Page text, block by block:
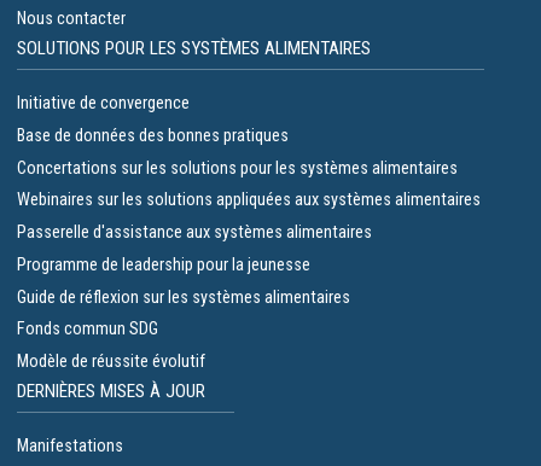
Nous contacter
SOLUTIONS POUR LES SYSTÈMES ALIMENTAIRES
Initiative de convergence
Base de données des bonnes pratiques
Concertations sur les solutions pour les systèmes alimentaires
Webinaires sur les solutions appliquées aux systèmes alimentaires
Passerelle d'assistance aux systèmes alimentaires
Programme de leadership pour la jeunesse
Guide de réflexion sur les systèmes alimentaires
Fonds commun SDG
Modèle de réussite évolutif
DERNIÈRES MISES À JOUR
Manifestations